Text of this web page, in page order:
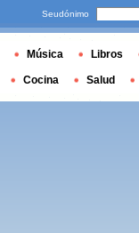
Seudónimo
Música Libros
Cocina Salud